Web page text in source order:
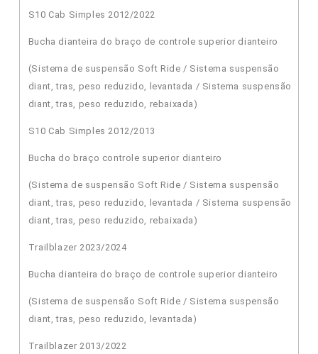
S10 Cab Simples 2012/2022
Bucha dianteira do braço de controle superior dianteiro
(Sistema de suspensão Soft Ride / Sistema suspensão
diant, tras, peso reduzido, levantada / Sistema suspensão
diant, tras, peso reduzido, rebaixada)
S10 Cab Simples 2012/2013
Bucha do braço controle superior dianteiro
(Sistema de suspensão Soft Ride / Sistema suspensão
diant, tras, peso reduzido, levantada / Sistema suspensão
diant, tras, peso reduzido, rebaixada)
Trailblazer 2023/2024
Bucha dianteira do braço de controle superior dianteiro
(Sistema de suspensão Soft Ride / Sistema suspensão
diant, tras, peso reduzido, levantada)
Trailblazer 2013/2022